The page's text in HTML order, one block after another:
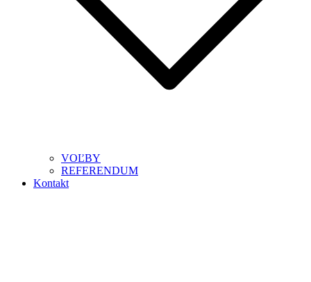
VOĽBY
REFERENDUM
Kontakt